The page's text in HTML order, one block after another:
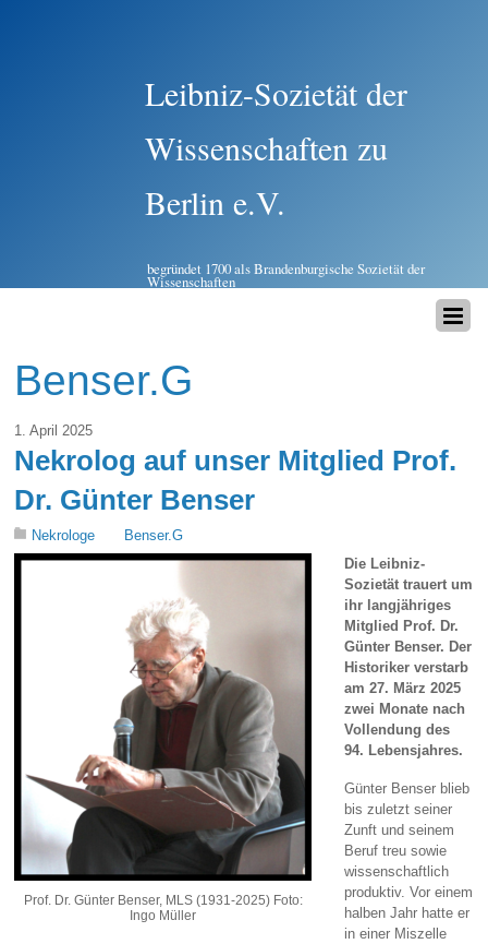
Leibniz-Sozietät der
Wissenschaften zu
Berlin e.V.
begründet 1700 als Brandenburgische Sozietät der
Wissenschaften
Benser.G
1. April 2025
Nekrolog auf unser Mitglied Prof.
Dr. Günter Benser
Nekrologe Benser.G
Prof. Dr. Günter Benser, MLS (1931-2025) Foto:
Ingo Müller
Die Leibniz-
Sozietät trauert um
ihr langjähriges
Mitglied Prof. Dr.
Günter Benser. Der
Historiker verstarb
am 27. März 2025
zwei Monate nach
Vollendung des
94. Lebensjahres.
Günter Benser blieb
bis zuletzt seiner
Zunft und seinem
Beruf treu sowie
wissenschaftlich
produktiv. Vor einem
halben Jahr hatte er
in einer Miszelle